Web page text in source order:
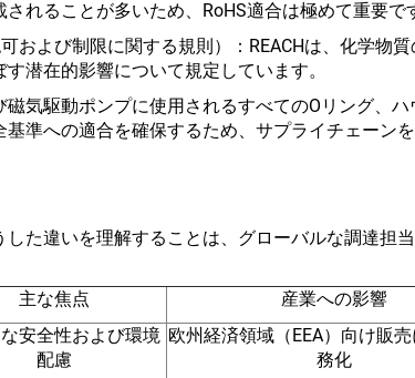
れることが多いため、RoHS適合は極めて重要で
および制限に関する規則）：REACHは、化学物
潜在的影響について規定しています。
気駆動ポンプに使用されるすべてのOリング、ハ
準への適合を確保するため、サプライチェーン
た違いを理解することは、グローバルな調達担
主な焦点
産業への影響
安全性および環境
配慮
欧州経済領域（EEA）向け販
務化